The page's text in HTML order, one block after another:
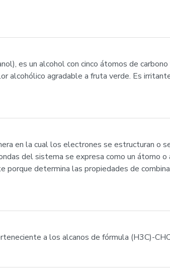
es un alcohol con cinco átomos de carbono
alcohólico agradable a fruta verde. Es
en la cual los electrones se estructuran o
del sistema se expresa como un átomo
porque determina las propiedades de
a los alcanos de fórmula (H3C)-